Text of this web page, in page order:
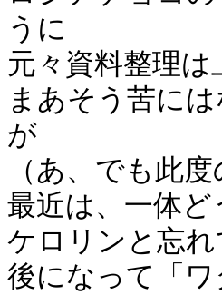
うに
元々資料整理
まあそう苦に
が
（あ、でも此
最近は、一体
ケロリンと忘
後になって「